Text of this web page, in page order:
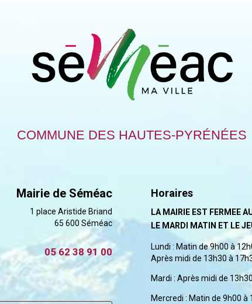
COMMUNE DES HAUTES-PYRÉNÉES
Mairie de Séméac
1 place Aristide Briand
65 600 Séméac
05 62 38 91 00
Horaires
LA MAIRIE EST FERMEE
LE MARDI MATIN ET LE
Lundi : Matin de 9h00 à
Après midi de 13h30 à
Mardi : Après midi de
Mercredi : Matin de 9h00 à